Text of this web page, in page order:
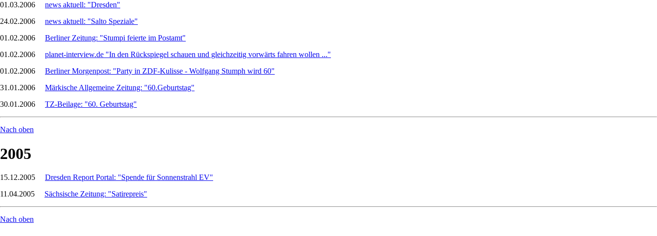
01.03.2006 news aktuell: "Dresden"
24.02.2006 news aktuell: "Salto Speziale"
01.02.2006 Berliner Zeitung: "Stumpi feierte im Postamt"
01.02.2006 planet-interview.de "In den Rückspiegel schauen und gleichzeitig vorwärts fahren wollen ..."
01.02.2006 Berliner Morgenpost: "Party in ZDF-Kulisse - Wolfgang Stumph wird 60"
31.01.2006 Märkische Allgemeine Zeitung: "60.Geburtstag"
30.01.2006 TZ-Beilage: "60. Geburtstag"
Nach oben
2005
15.12.2005 Dresden Report Portal: "Spende für Sonnenstrahl EV"
11.04.2005 Sächsische Zeitung: "Satirepreis"
Nach oben